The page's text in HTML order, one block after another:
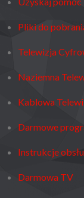
Pliki do
Telewizja
Naziemna
Kablowa
Darmowe
Instrukcje
Darmowa TV